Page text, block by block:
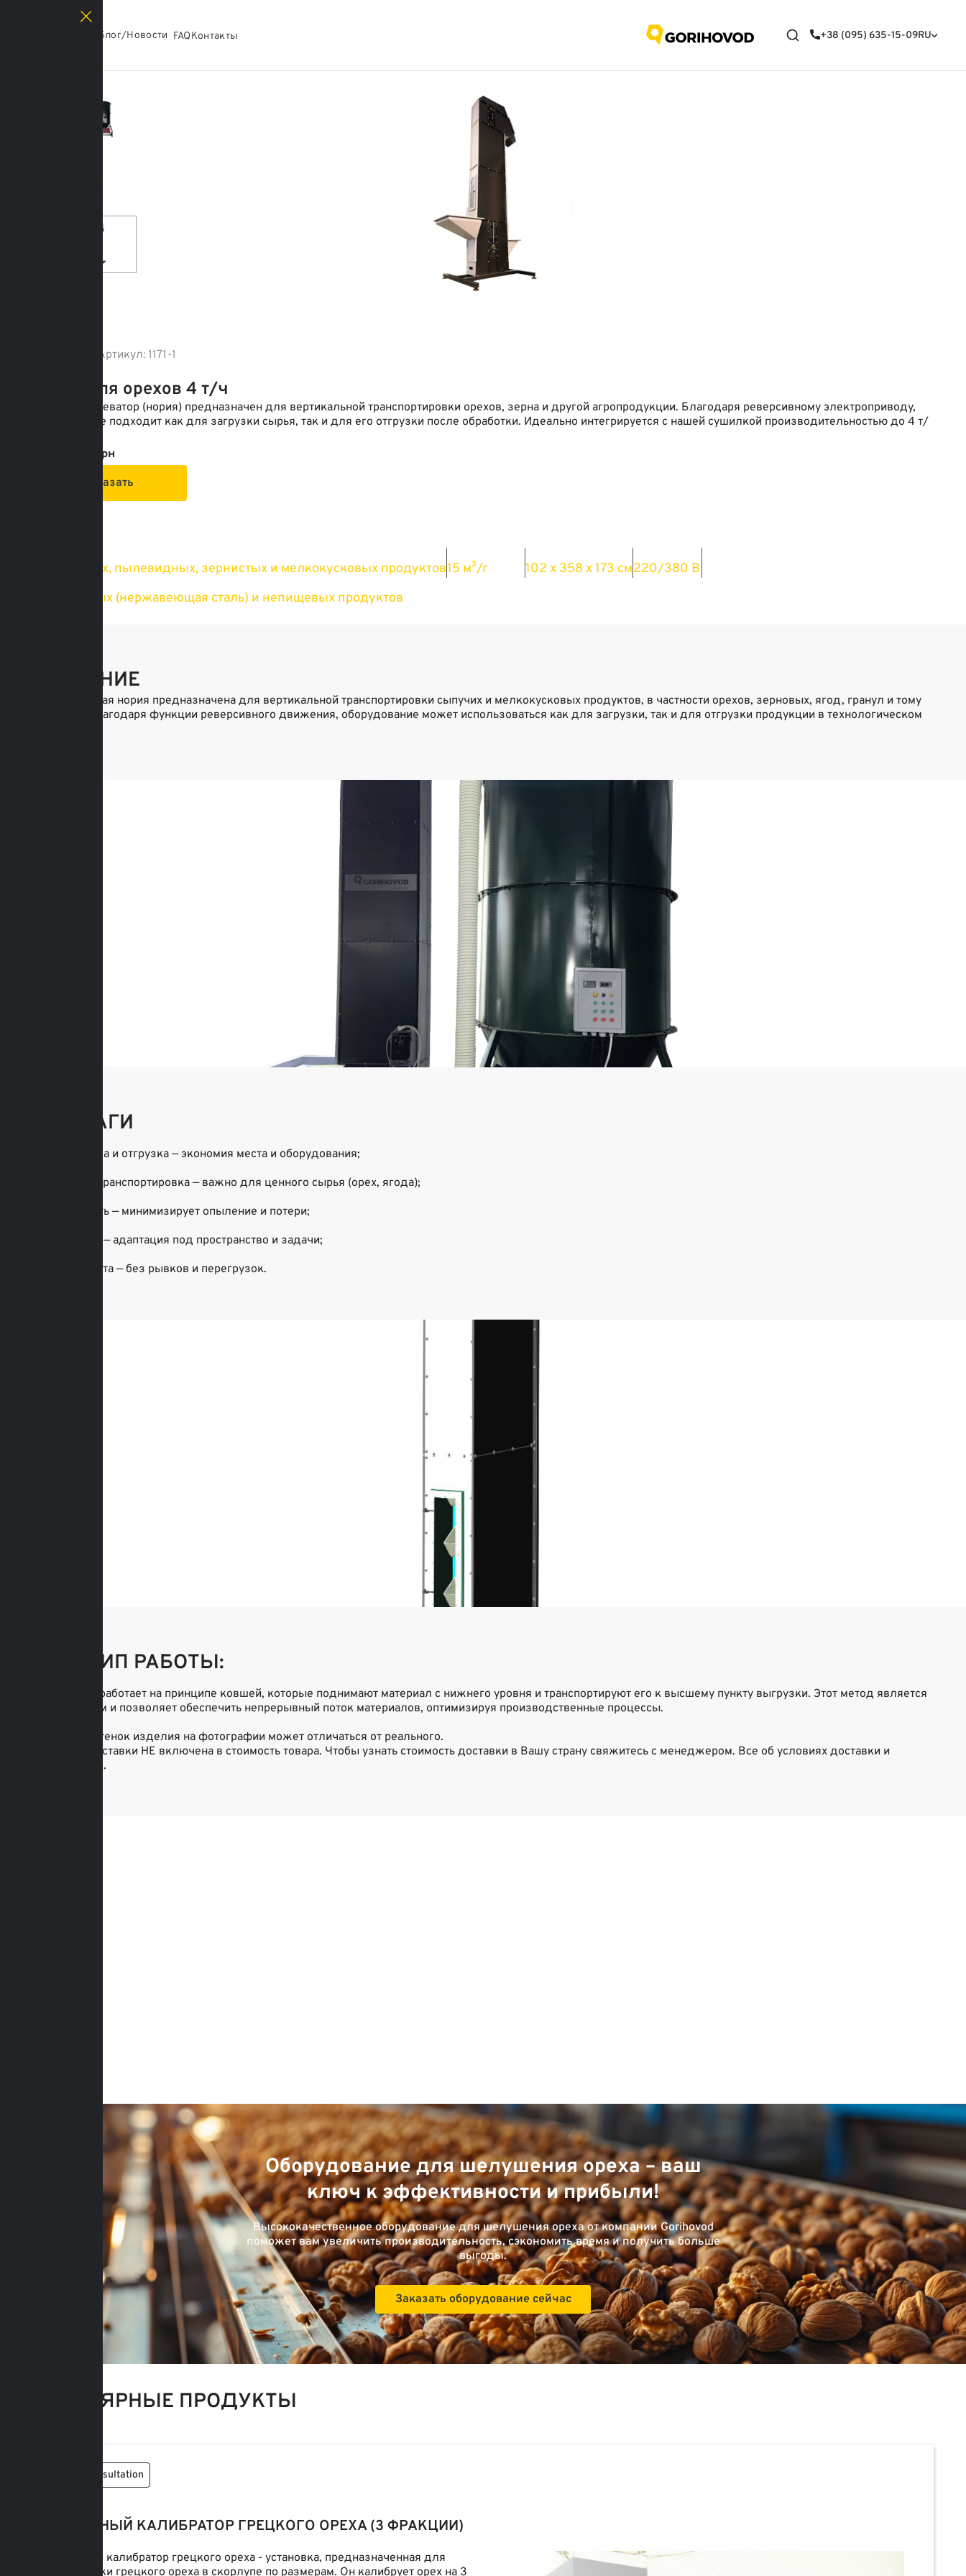
Блог/Новости FAQКонтакты +38 (095) 635-15-09RU
Артикул: 1171-1
Нория для орехов 4 т/ч
Ковшовый элеватор (нория) предназначен для вертикальной транспортировки орехов, зерна и другой агропродукции. Благодаря реверсивному электроприводу,
оборудование подходит как для загрузки сырья, так и для его отгрузки после обработки. Идеально интегрируется с нашей сушилкой производительностью до 4 т/
От: 170 600 грн
Заказать
для сыпучих, пылевидных, зернистых и мелкокусковых продуктов15 м³/г 102 х 358 х 173 см220/380 В
для пищевых (нержавеющая сталь) и непищевых продуктов
ОПИСАНИЕ
Промышленная нория предназначена для вертикальной транспортировки сыпучих и мелкокусковых продуктов, в частности орехов, зерновых, ягод, гранул и тому
подобное. Благодаря функции реверсивного движения, оборудование может использоваться как для загрузки, так и для отгрузки продукции в технологическом
ПЕРЕВАГИ
2-в-1: загрузка и отгрузка — экономия места и оборудования;
Деликатная транспортировка — важно для ценного сырья (орех, ягода);
Герметичность — минимизирует опыление и потери;
Модульность — адаптация под пространство и задачи;
Плавная работа — без рывков и перегрузок.
ПРИНЦИП РАБОТЫ:
Транспортер работает на принципе ковшей, которые поднимают материал с нижнего уровня и транспортируют его к высшему пункту выгрузки. Этот метод является
эффективным и позволяет обеспечить непрерывный поток материалов, оптимизируя производственные процессы.
*Цвет или оттенок изделия на фотографии может отличаться от реального.
Стоимость доставки НЕ включена в стоимость товара. Чтобы узнать стоимость доставки в Вашу страну свяжитесь с менеджером. Все об условиях доставки и
здесь.
Оборудование для шелушения ореха – ваш
ключ к эффективности и прибыли!
Высококачественное оборудование для шелушения ореха от компании Gorihovod
поможет вам увеличить производительность, сэкономить время и получить больше
выгоды.
Заказать оборудование сейчас
ПОПУЛЯРНЫЕ ПРОДУКТЫ
Order consultation
РОТОРНЫЙ КАЛИБРАТОР ГРЕЦКОГО ОРЕХА (3 ФРАКЦИИ)
Роторный калибратор грецкого ореха - установка, предназначенная для
сортировки грецкого ореха в скорлупе по размерам. Он калибрует орех на 3